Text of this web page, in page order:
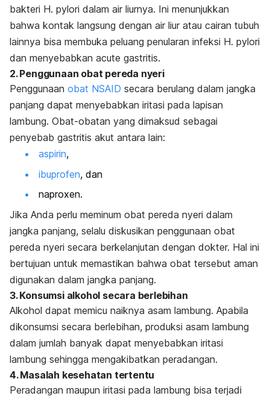
bakteri H. pylori dalam air liurnya. Ini menunjukkan
bahwa kontak langsung dengan air liur atau cairan tubuh
lainnya bisa membuka peluang penularan infeksi H. pylori
dan menyebabkan acute gastritis.
2. Penggunaan obat pereda nyeri
Penggunaan obat NSAID secara berulang dalam jangka
panjang dapat menyebabkan iritasi pada lapisan
lambung. Obat-obatan yang dimaksud sebagai
penyebab gastritis akut antara lain:
aspirin,
ibuprofen, dan
naproxen.
Jika Anda perlu meminum obat pereda nyeri dalam
jangka panjang, selalu diskusikan penggunaan obat
pereda nyeri secara berkelanjutan dengan dokter. Hal ini
bertujuan untuk memastikan bahwa obat tersebut aman
digunakan dalam jangka panjang.
3. Konsumsi alkohol secara berlebihan
Alkohol dapat memicu naiknya asam lambung. Apabila
dikonsumsi secara berlebihan, produksi asam lambung
dalam jumlah banyak dapat menyebabkan iritasi
lambung sehingga mengakibatkan peradangan.
4. Masalah kesehatan tertentu
Peradangan maupun iritasi pada lambung bisa terjadi